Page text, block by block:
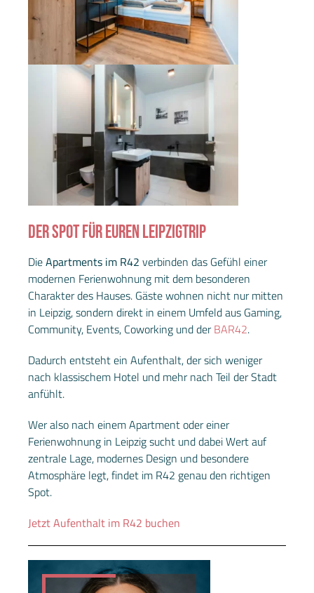
DER SPOT FÜR EUREN LEIPZIGTRIP
DieApartments im R42 verbinden das Gefühl einer
modernen Ferienwohnung mit dem besonderen
Charakter des Hauses. Gäste wohnen nicht nur mitten
in Leipzig, sondern direkt in einem Umfeld aus Gaming,
Community, Events, Coworking und derBAR42.
Dadurch entsteht ein Aufenthalt, der sich weniger
nach klassischem Hotel und mehr nach Teil der Stadt
anfühlt.
Wer also nach einem Apartment oder einer
Ferienwohnung in Leipzig sucht und dabei Wert auf
zentrale Lage, modernes Design und besondere
Atmosphäre legt, findet im R42 genau den richtigen
Spot.
Jetzt Aufenthalt im R42 buchen